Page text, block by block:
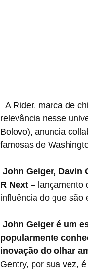
relevância nesse
Bolovo), anuncia
famosas de
John Geiger, Davin
R Next – lançamento
influência do que são
John Geiger é um
popularmente
inovação do olhar
Gentry, por sua vez,